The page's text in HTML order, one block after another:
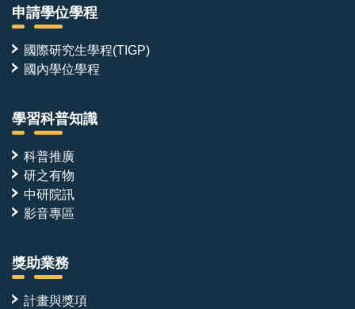
申請學位學程
國際研究生學程(TIGP)
國內學位學程
學習科普知識
科普推廣
研之有物
中研院訊
影音專區
獎助業務
計畫與獎項